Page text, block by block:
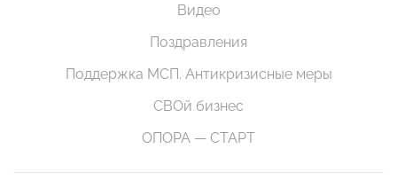
Видео
Поздравления
Поддержка МСП. Антикризисные меры
СВОй бизнес
ОПОРА — СТАРТ